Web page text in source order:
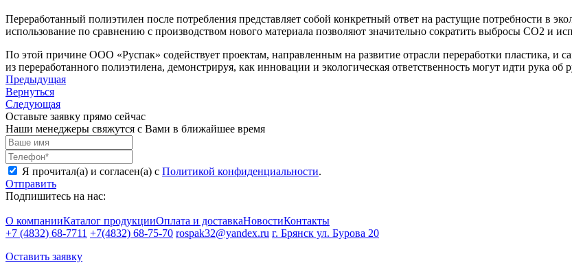
Переработанный полиэтилен после потребления представляет собой конкретный ответ на растущие потребности в
использование по сравнению с производством нового материала позволяют значительно сократить выбросы CO2 и
По этой причине ООО «Руспак» содействует проектам, направленным на развитие отрасли переработки пластика, и
из переработанного полиэтилена, демонстрируя, как инновации и экологическая ответственность могут идти рука об
Предыдущая
Вернуться
Следующая
Оставьте заявку прямо сейчас
Наши менеджеры свяжутся с Вами в ближайшее время
Я прочитал(а) и согласен(а) с Политикой конфиденциальности.
Отправить
Подпишитесь на нас:
О компанииКаталог продукцииОплата и доставкаНовостиКонтакты
+7 (4832) 68-7711 +7(4832) 68-75-70 rospak32@yandex.ru г. Брянск ул. Бурова 20
Оставить заявку